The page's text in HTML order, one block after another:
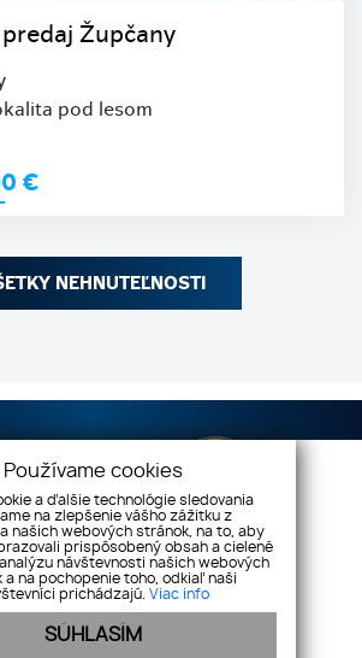
Župčany
pod lesom
€
NEHNUTEĽNOSTI
s.r.o
Dilongova 42, 080 01
Prešov
info@vasenehnutelnosti.sk
Používame cookies
a ďalšie technológie sledovania
na zlepšenie vášho zážitku z
našich webových stránok, na to, aby
prispôsobený obsah a cielené
návštevnosti našich webových
a na pochopenie toho, odkiaľ naši
prichádzajú. Viac info
SÚHLASÍM